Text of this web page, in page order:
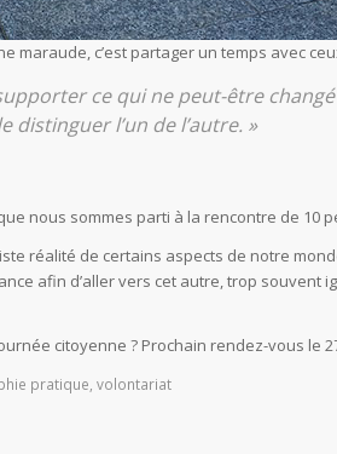
maraude, c’est partager un temps avec
ce qui ne peut-être
distinguer l’un de l’autre. »
nous sommes parti à la rencontre de 10
réalité de certains aspects de notre
afin d’aller vers cet autre, trop souvent
citoyenne ? Prochain rendez-vous le
pratique volontariat